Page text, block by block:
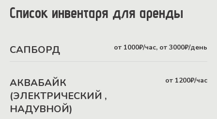
Список инвентаря для аренды
САПБОРД от 1000₽/час, от 3000₽/день
АКВАБАЙК
(ЭЛЕКТРИЧЕСКИЙ ,
НАДУВНОЙ)
от 1200₽/час